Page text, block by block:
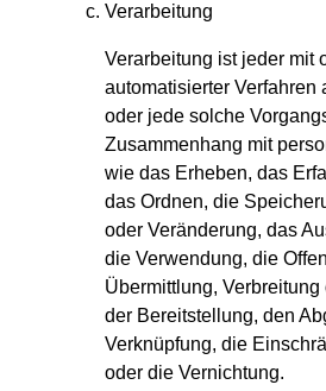
Verarbeitung
Verarbeitung ist jeder mit
automatisierter Verfahren
oder jede solche
Zusammenhang mit
wie das Erheben, das
das Ordnen, die
oder Veränderung, das
die Verwendung, die
Übermittlung,
der Bereitstellung, den
Verknüpfung, die
oder die Vernichtung.